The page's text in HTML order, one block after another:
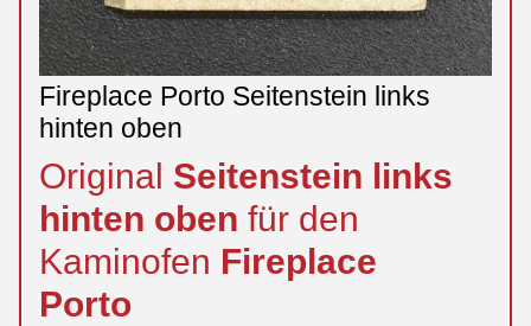
Fireplace Porto Seitenstein links
hinten oben
Original Seitenstein links
hinten oben für den
Kaminofen Fireplace
Porto